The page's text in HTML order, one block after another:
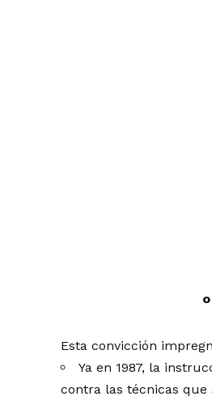
Esta convicción
Ya en 1987, la
contra las técnicas